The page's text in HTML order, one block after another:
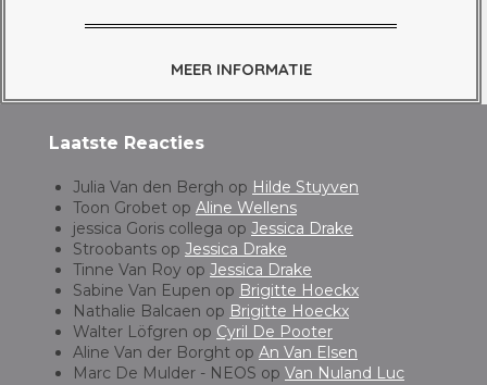
MEER INFORMATIE
Laatste Reacties
Julia Van den Bergh op Hilde Stuyven
Toon Grobet op Aline Wellens
jessica Goris collega op Jessica Drake
Stroobants op Jessica Drake
Tinne Van Roy op Jessica Drake
Sabine Van Eupen op Brigitte Hoeckx
Nathalie Balcaen op Brigitte Hoeckx
Walter Löfgren op Cyril De Pooter
Aline Van der Borght op An Van Elsen
Marc De Mulder - NEOS op Van Nuland Luc